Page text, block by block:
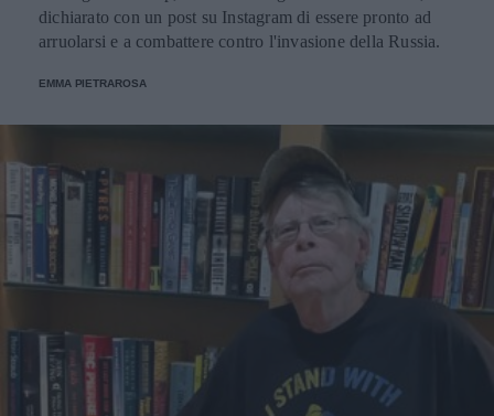
dichiarato con un post su Instagram di essere pronto ad
arruolarsi e a combattere contro l'invasione della Russia.
EMMA PIETRAROSA